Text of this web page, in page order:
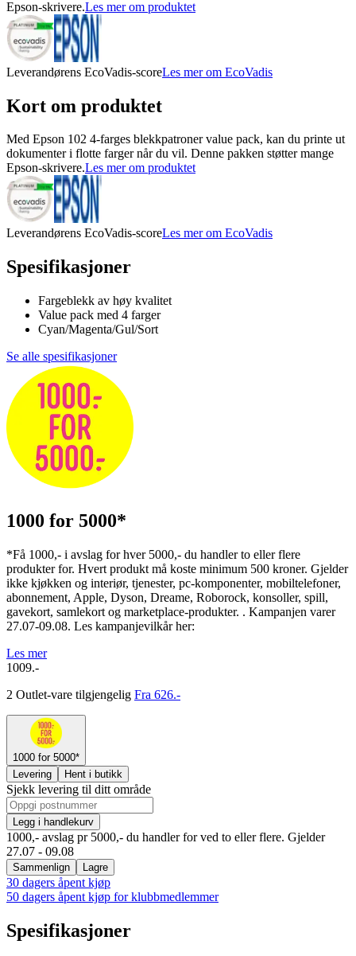
Epson-skrivere.Les mer om produktet
Leverandørens EcoVadis-scoreLes mer om EcoVadis
Kort om produktet
Med Epson 102 4-farges blekkpatroner value pack, kan du printe ut
dokumenter i flotte farger når du vil. Denne pakken støtter mange
Epson-skrivere.Les mer om produktet
Leverandørens EcoVadis-scoreLes mer om EcoVadis
Spesifikasjoner
Fargeblekk av høy kvalitet
Value pack med 4 farger
Cyan/Magenta/Gul/Sort
Se alle spesifikasjoner
1000 for 5000*
*Få 1000,- i avslag for hver 5000,- du handler to eller flere
produkter for. Hvert produkt må koste minimum 500 kroner. Gjelder
ikke kjøkken og interiør, tjenester, pc-komponenter, mobiltelefoner,
abonnement, Apple, Dyson, Dreame, Roborock, konsoller, spill,
gavekort, samlekort og marketplace-produkter. . Kampanjen varer
27.07-09.08. Les kampanjevilkår her:
Les mer
1009.-
2 Outlet-vare tilgjengelig Fra 626.-
1000 for 5000*
Levering
Hent i butikk
Sjekk levering til ditt område
Legg i handlekurv
1000,- avslag pr 5000,- du handler for ved to eller flere. Gjelder
27.07 - 09.08
Sammenlign Lagre
30 dagers åpent kjøp
50 dagers åpent kjøp for klubbmedlemmer
Spesifikasjoner